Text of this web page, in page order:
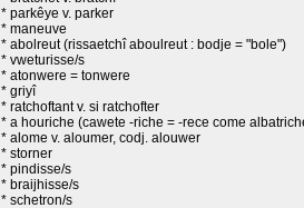
* parkêye v. parker
* maneuve
* abolreut (rissaetchî aboulreut : bodje = "bole")
* vweturisse/s
* atonwere = tonwere
* griyî
* ratchoftant v. si ratchofter
* a houriche (cawete -riche = -rece come
* alome v. aloumer, codj. alouwer
* storner
* pindisse/s
* braijhisse/s
* schetron/s